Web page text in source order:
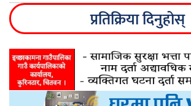
प्रतिक्रिया दिनुहोस्